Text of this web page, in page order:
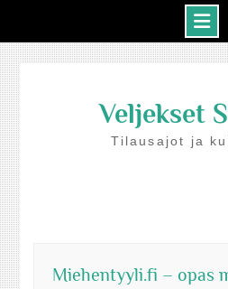
Veljekset
Tilausajot ja
Miehentyyli.fi – opas